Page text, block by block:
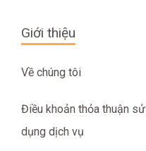
Giới thiệu
Về chúng tôi
Điều khoản thỏa thuận sử
dụng dịch vụ